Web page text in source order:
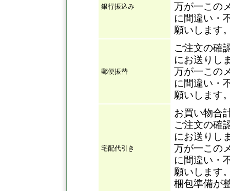
銀行振込み
万が一この
に間違い・
願いします
郵便振替
ご注文の確
にお送りし
万が一この
に間違い・
願いします
宅配代引き
お買い物合
ご注文の確
にお送りし
万が一この
に間違い・
願いします
梱包準備が